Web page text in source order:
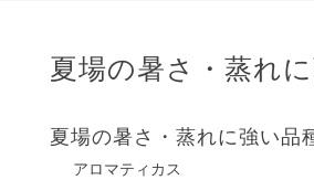
夏場の暑さ・蒸れ
夏場の暑さ・蒸れに強い品
アロマティカス